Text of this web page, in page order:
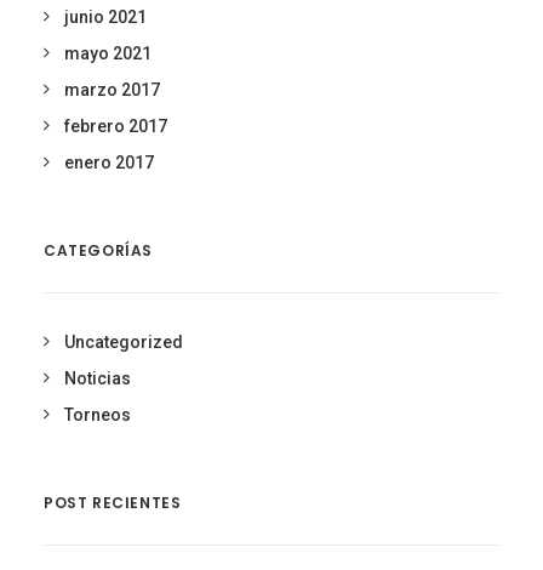
junio 2021
mayo 2021
marzo 2017
febrero 2017
enero 2017
CATEGORÍAS
Uncategorized
Noticias
Torneos
POST RECIENTES